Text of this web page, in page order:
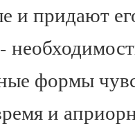
и придают
формы
и